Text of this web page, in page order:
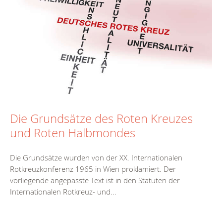
Die Grundsätze des Roten Kreuzes
und Roten Halbmondes
Die Grundsätze wurden von der XX. Internationalen
Rotkreuzkonferenz 1965 in Wien proklamiert. Der
vorliegende angepasste Text ist in den Statuten der
Internationalen Rotkreuz- und...